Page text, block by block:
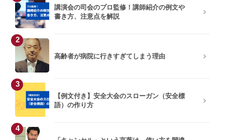
講演会の司会のプロ監修！講師紹介の例文や
書き方、注意点を解説
2
高齢者が病院に行きすぎてしまう理由
3
【例文付き】安全大会のスローガン（安全標
語）の作り方
4